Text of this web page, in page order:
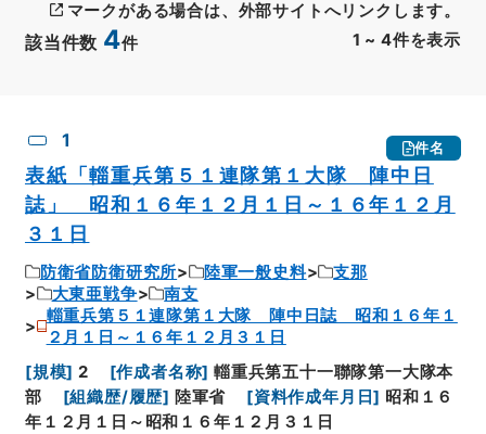
該当件数 4件 1 ~ 4件を表示
マークがある場合は、外部サイトへリンクします。
1 件名
表紙「輜重兵第５１連隊第１大隊 陣中日
誌」 昭和１６年１２月１日～１６年１２月
３１日
防衛省防衛研究所 陸軍一般史料
支那
大東亜戦争
南支
輜重兵第５１連隊第１大隊 陣中日誌 昭和１６年１
２月１日～１６年１２月３１日
[規模] 2 [作成者名称] 輜重兵第五十一聯隊第一大隊本
部
[組織歴/履歴] 陸軍省 [資料作成年月日] 昭和１６
年１２月１日～昭和１６年１２月３１日